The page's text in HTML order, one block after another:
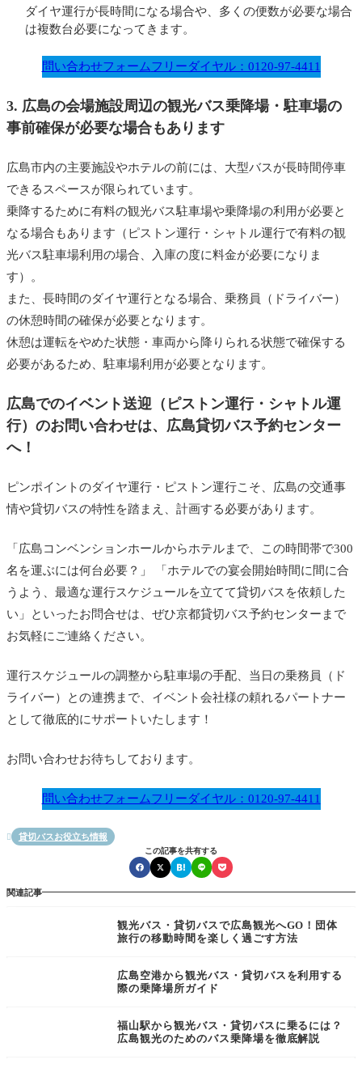
ダイヤ運行が長時間になる場合や、多くの便数が必要な場合
は複数台必要になってきます。
問い合わせフォームフリーダイヤル：0120-97-4411
3. 広島の会場施設周辺の観光バス乗降場・駐車場の
事前確保が必要な場合もあります
広島市内の主要施設やホテルの前には、大型バスが長時間停車
できるスペースが限られています。
乗降するために有料の観光バス駐車場や乗降場の利用が必要と
なる場合もあります（ピストン運行・シャトル運行で有料の観
光バス駐車場利用の場合、入庫の度に料金が必要になりま
す）。
また、長時間のダイヤ運行となる場合、乗務員（ドライバー）
の休憩時間の確保が必要となります。
休憩は運転をやめた状態・車両から降りられる状態で確保する
必要があるため、駐車場利用が必要となります。
広島でのイベント送迎（ピストン運行・シャトル運
行）のお問い合わせは、広島貸切バス予約センター
へ！
ピンポイントのダイヤ運行・ピストン運行こそ、広島の交通事
情や貸切バスの特性を踏まえ、計画する必要があります。
「広島コンベンションホールからホテルまで、この時間帯で300
名を運ぶには何台必要？」 「ホテルでの宴会開始時間に間に合
うよう、最適な運行スケジュールを立てて貸切バスを依頼した
い」といったお問合せは、ぜひ京都貸切バス予約センターまで
お気軽にご連絡ください。
運行スケジュールの調整から駐車場の手配、当日の乗務員（ド
ライバー）との連携まで、イベント会社様の頼れるパートナー
として徹底的にサポートいたします！
お問い合わせお待ちしております。
問い合わせフォームフリーダイヤル：0120-97-4411
 貸切バスお役立ち情報
この記事を共有する
関連記事
観光バス・貸切バスで広島観光へGO！団体
旅行の移動時間を楽しく過ごす方法
広島空港から観光バス・貸切バスを利用する
際の乗降場所ガイド
福山駅から観光バス・貸切バスに乗るには？
広島観光のためのバス乗降場を徹底解説